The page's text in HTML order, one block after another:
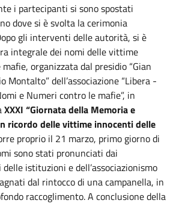
i partecipanti si sono spostati
dove si è svolta la cerimonia
gli interventi delle autorità, si è
integrale dei nomi delle vittime
organizzata dal presidio “Gian
Montalto” dell’associazione “Libera -
e Numeri contro le mafie”, in
XXXI “Giornata della Memoria e
ricordo delle vittime innocenti delle
proprio il 21 marzo, primo giorno di
sono stati pronunciati dai
istituzioni e dell’associazionismo
dal rintocco di una campanella, in
raccoglimento. A conclusione della